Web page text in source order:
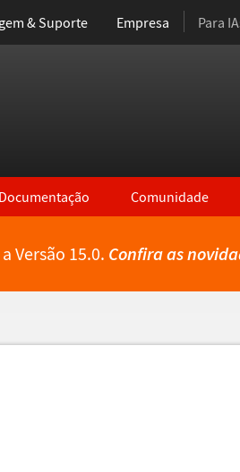
& Suporte Empresa Para
Documentação Comunidade
Versão 15.0. Confira as